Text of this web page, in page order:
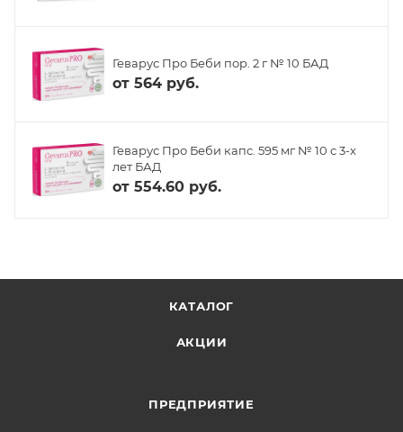
Геварус Про Беби пор. 2 г № 10 БАД
от 564 руб.
Геварус Про Беби капс. 595 мг № 10 с 3-х
лет БАД
от 554.60 руб.
КАТАЛОГ
АКЦИИ
ПРЕДПРИЯТИЕ